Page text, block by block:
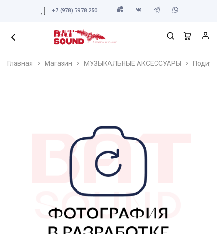
+7 (978) 7978 250
Главная Магазин МУЗЫКАЛЬНЫЕ АКСЕССУАРЫ